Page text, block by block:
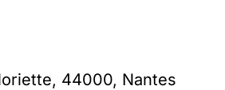
44000, Nantes